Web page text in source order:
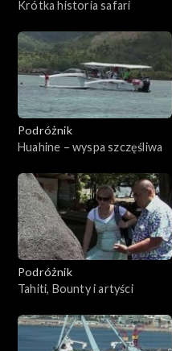
Krótka historia safari
Podróżnik
Huahine – wyspa szczęśliwa
Podróżnik
Tahiti, Bounty i artyści